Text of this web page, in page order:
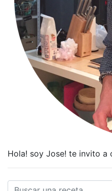
Hola! soy Jose! te invito a